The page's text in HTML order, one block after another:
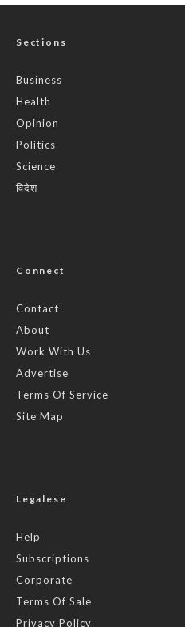
Sections
Business
Health
Opinion
Politics
Science
विदेश
Connect
Contact
About
Work With Us
Advertise
Terms Of Service
Site Map
Legalese
Help
Subscriptions
Corporate
Terms Of Sale
Privacy Policy